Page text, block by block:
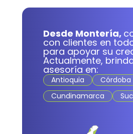
Desde Montería,
con clientes en
para apoyar su
Actualmente,
asesoría en:
Antioquia
Córdoba
Cundinamarca